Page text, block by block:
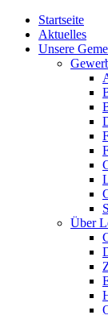
Startseite
Aktuelles
Unsere
Über